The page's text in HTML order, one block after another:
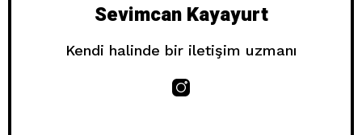
Sevimcan Kayayurt
Kendi halinde bir iletişim uzmanı